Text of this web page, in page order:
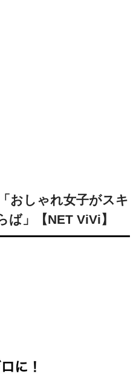
おしゃれ女子がスキ
ば」【NET ViVi】